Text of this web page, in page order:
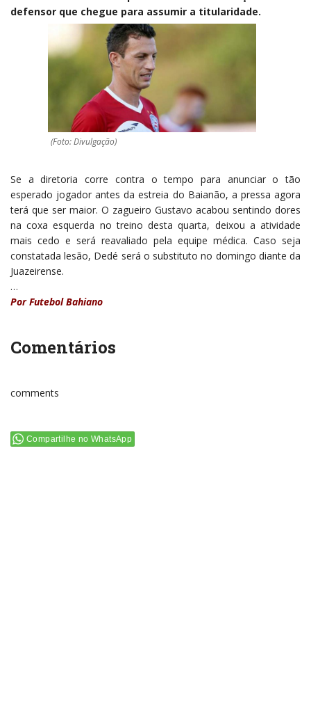
defensor que chegue para assumir a titularidade.
(Foto: Divulgação)
Se a diretoria corre contra o tempo para anunciar o tão
esperado jogador antes da estreia do Baianão, a pressa agora
terá que ser maior. O zagueiro Gustavo acabou sentindo dores
na coxa esquerda no treino desta quarta, deixou a atividade
mais cedo e será reavaliado pela equipe médica. Caso seja
constatada lesão, Dedé será o substituto no domingo diante da
Juazeirense.
…
Por Futebol Bahiano
Comentários
comments
Compartilhe no WhatsApp